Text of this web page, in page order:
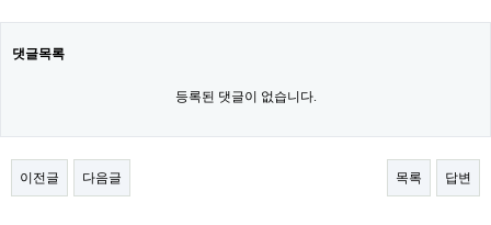
댓글목록
등록된 댓글이 없습니다.
이전글 다음글 목록 답변